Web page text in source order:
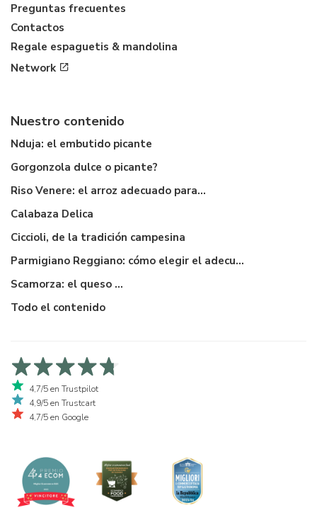
Preguntas frecuentes
Contactos
Regale espaguetis & mandolina
Network
Nuestro contenido
Nduja: el embutido picante
Gorgonzola dulce o picante?
Riso Venere: el arroz adecuado para...
Calabaza Delica
Ciccioli, de la tradición campesina
Parmigiano Reggiano: cómo elegir el adecuado
Scamorza: el queso ...
Todo el contenido
4,7/5 en Trustpilot
4,9/5 en Trustcart
4,7/5 en Google